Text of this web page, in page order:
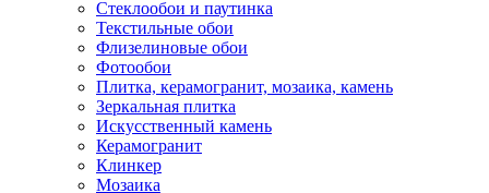
Стеклообои и паутинка
Текстильные обои
Флизелиновые обои
Фотообои
Плитка, керамогранит, мозаика, камень
Зеркальная плитка
Искусственный камень
Керамогранит
Клинкер
Мозаика